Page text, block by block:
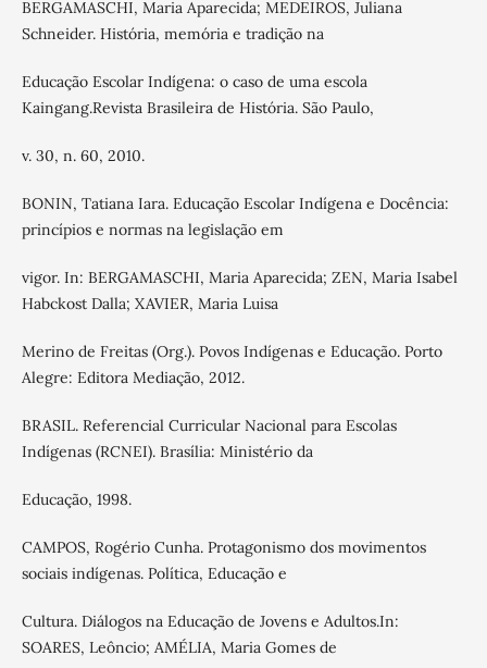
BERGAMASCHI, Maria Aparecida; MEDEIROS, Juliana
Schneider. História, memória e tradição na
Educação Escolar Indígena: o caso de uma escola
Kaingang.Revista Brasileira de História. São Paulo,
v. 30, n. 60, 2010.
BONIN, Tatiana Iara. Educação Escolar Indígena e Docência:
princípios e normas na legislação em
vigor. In: BERGAMASCHI, Maria Aparecida; ZEN, Maria Isabel
Habckost Dalla; XAVIER, Maria Luisa
Merino de Freitas (Org.). Povos Indígenas e Educação. Porto
Alegre: Editora Mediação, 2012.
BRASIL. Referencial Curricular Nacional para Escolas
Indígenas (RCNEI). Brasília: Ministério da
Educação, 1998.
CAMPOS, Rogério Cunha. Protagonismo dos movimentos
sociais indígenas. Política, Educação e
Cultura. Diálogos na Educação de Jovens e Adultos.In:
SOARES, Leôncio; AMÉLIA, Maria Gomes de